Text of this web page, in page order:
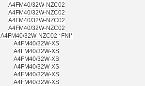
A4FM40/32W-NZC02
A4FM40/32W-NZC02
A4FM40/32W-NZC02
A4FM40/32W-NZC02
A4FM40/32W-NZC02 *FNI*
A4FM40/32W-XS
A4FM40/32W-XS
A4FM40/32W-XS
A4FM40/32W-XS
A4FM40/32W-XS
A4FM40/32W-XS